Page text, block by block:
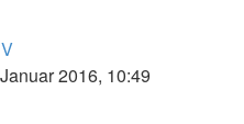
2016, 10:49